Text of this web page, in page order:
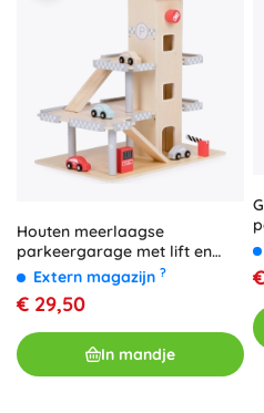
Houten meerlaagse
parkeergarage met lift en
autootjes ECOTOYS
Extern magazijn ?
€ 29,50
In mandje